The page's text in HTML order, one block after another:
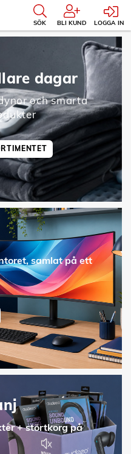
SÖK BLI KUND LOGGA IN
dagar
och smarta
samlat på ett
+ störtkorg på